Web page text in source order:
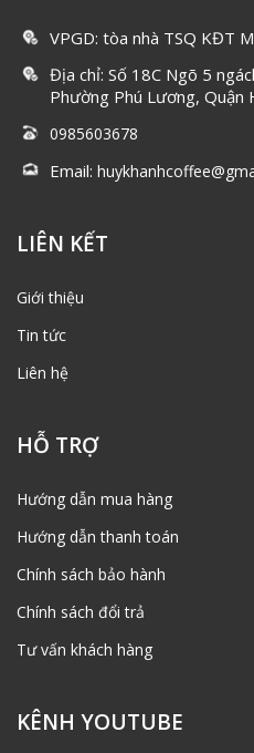
VPGD: tòa nhà TSQ KĐT
Địa chỉ: Số 18C Ngõ 5
Phường Phú Lương, Quận
0985603678
Email:
LIÊN KẾT
Giới thiệu
Tin tức
Liên hệ
HỖ TRỢ
Hướng dẫn mua hàng
Hướng dẫn thanh toán
Chính sách bảo hành
Chính sách đổi trả
Tư vấn khách hàng
KÊNH YOUTUBE